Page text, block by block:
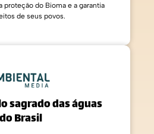
proteção do Bioma e a garantia
de seus povos.
sagrado das águas
do Brasil